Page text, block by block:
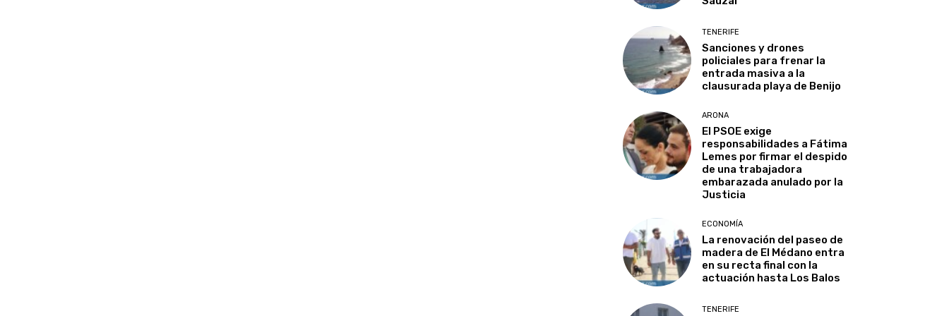
TENERIFE
Sanciones y drones
policiales para frenar la
entrada masiva a la
clausurada playa de Benijo
ARONA
El PSOE exige
responsabilidades a Fátima
Lemes por firmar el despido
de una trabajadora
embarazada anulado por la
Justicia
ECONOMÍA
La renovación del paseo de
madera de El Médano entra
en su recta final con la
actuación hasta Los Balos
TENERIFE